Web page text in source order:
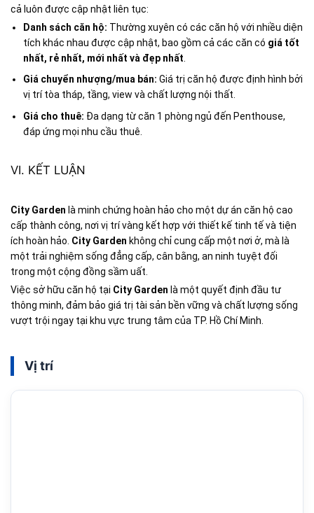
cả luôn được cập nhật liên tục:
Danh sách căn hộ: Thường xuyên có các căn hộ với nhiều diện
tích khác nhau được cập nhật, bao gồm cả các căn có giá tốt
nhất, rẻ nhất, mới nhất và đẹp nhất
Giá chuyển nhượng/mua bán: Giá trị căn hộ được định hình bởi
vị trí tòa tháp, tầng, view và chất lượng nội thất.
Giá cho thuê: Đa dạng từ căn 1 phòng ngủ đến Penthouse,
đáp ứng mọi nhu cầu thuê.
VI. KẾT LUẬN
City Garden là minh chứng hoàn hảo cho một dự án căn hộ cao
cấp thành công, nơi vị trí vàng kết hợp với thiết kế tinh tế và tiện
ích hoàn hảo. City Garden không chỉ cung cấp một nơi ở, mà là
một trải nghiệm sống đẳng cấp, cân bằng, an ninh tuyệt đối
trong một cộng đồng sầm uất.
Việc sở hữu căn hộ tại City Garden là một quyết định đầu tư
thông minh, đảm bảo giá trị tài sản bền vững và chất lượng sống
vượt trội ngay tại khu vực trung tâm của TP. Hồ Chí Minh.
Vị trí